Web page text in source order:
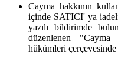
Cayma hakkının
içinde SATICI' ya
yazılı bildirimde
düzenlenen "Cayma
hükümleri çerçevesinde